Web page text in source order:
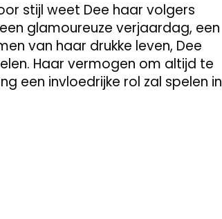
stijl weet Dee haar volgers
glamoureuze verjaardag, een
van haar drukke leven, Dee
Haar vermogen om altijd te
een invloedrijke rol zal spelen in